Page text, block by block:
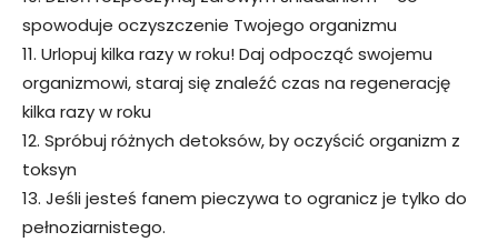
spowoduje oczyszczenie Twojego organizmu
11. Urlopuj kilka razy w roku! Daj odpocząć swojemu
organizmowi, staraj się znaleźć czas na regenerację
kilka razy w roku
12. Spróbuj różnych detoksów, by oczyścić organizm z
toksyn
13. Jeśli jesteś fanem pieczywa to ogranicz je tylko do
pełnoziarnistego.